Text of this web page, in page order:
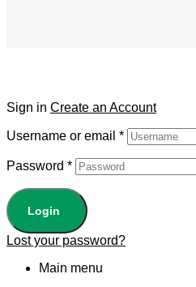
Sign in Create an Account
Username or email *
Password *
Login
Lost your password?
Main menu